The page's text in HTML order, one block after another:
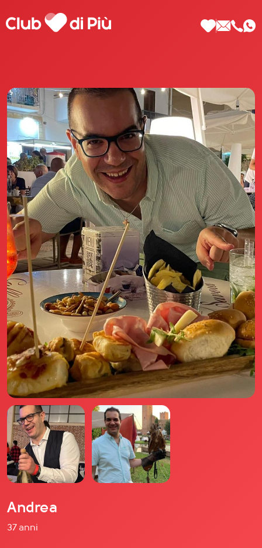
Scopri Club di Più
Le testimonianze Club di Più
La fondatrice Valeria Pilla
Annunci Donne
Agenzia matrimoniale Club di Più
Love Notebook
Il libro Donna di Cuori
Quanto costa Club di Più
Love Academy
Domande Frequenti
Impegno Sociale
Le nostre sedi
Facebook
YouTube
Instagram
TikTok
Andrea
37 anni